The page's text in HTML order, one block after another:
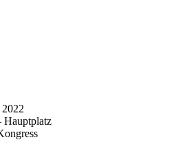
Hauptplatz